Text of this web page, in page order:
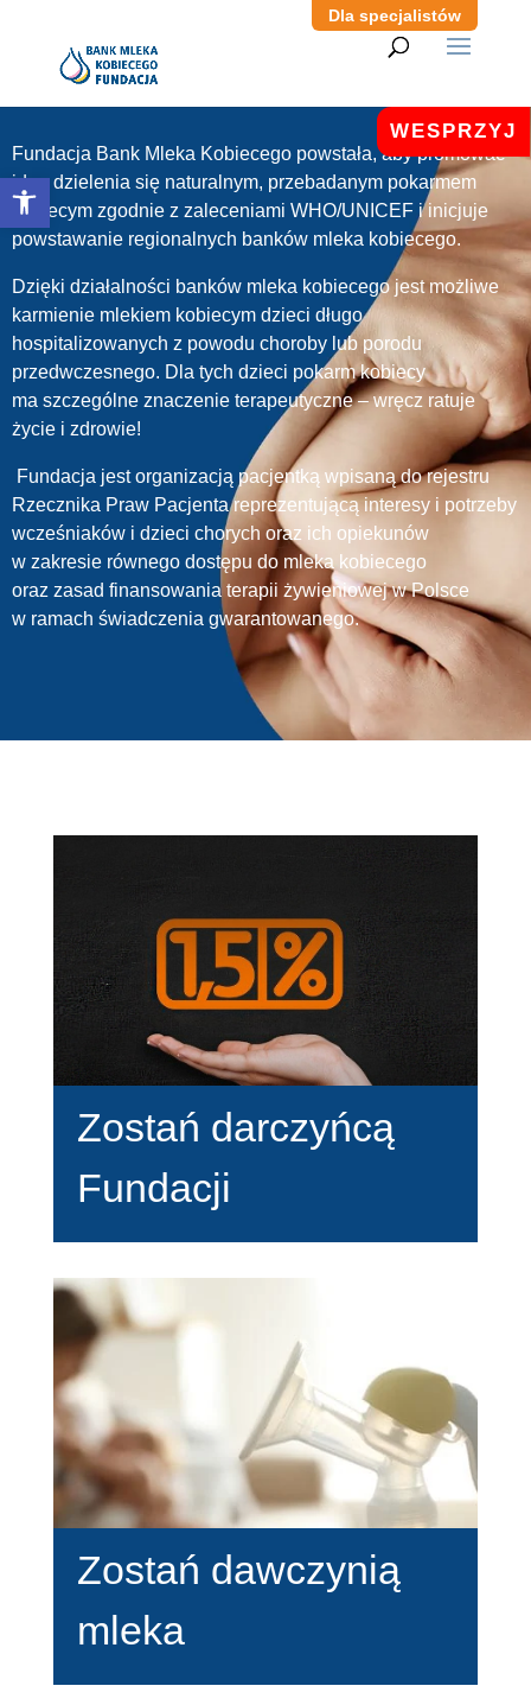
Otwórz pasek narzędzi
Dla specjalistów
WESPRZYJ
Fundacja Bank Mleka Kobiecego powstała, aby promować
ideę dzielenia się naturalnym, przebadanym pokarmem
kobiecym zgodnie z zaleceniami WHO/UNICEF i inicjuje
powstawanie regionalnych banków mleka kobiecego.
Dzięki działalności banków mleka kobiecego jest możliwe
karmienie mlekiem kobiecym dzieci długo
hospitalizowanych z powodu choroby lub porodu
przedwczesnego. Dla tych dzieci pokarm kobiecy
ma szczególne znaczenie terapeutyczne – wręcz ratuje
życie i zdrowie!
Fundacja jest organizacją pacjentką wpisaną do rejestru
Rzecznika Praw Pacjenta reprezentującą interesy i potrzeby
wcześniaków i dzieci chorych oraz ich opiekunów
w zakresie równego dostępu do mleka kobiecego
oraz zasad finansowania terapii żywieniowej w Polsce
w ramach świadczenia gwarantowanego.
Zostań darczyńcą
Fundacji
Zostań dawczynią
mleka